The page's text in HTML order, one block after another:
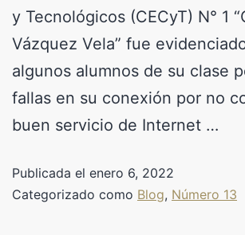
y Tecnológicos (CECyT) N° 1
Vázquez Vela” fue
algunos alumnos de su clase
fallas en su conexión por no
buen servicio de Internet …
Publicada el enero 6, 2022
Categorizado como Blog, Número 13